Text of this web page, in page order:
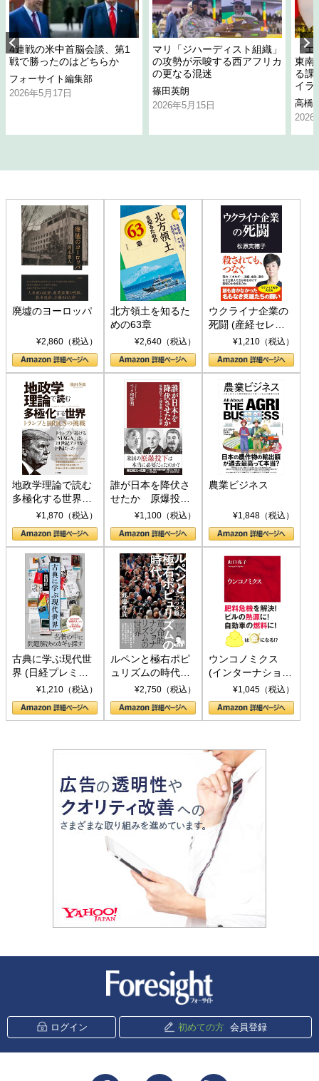
4連戦の米中首脳会談、第1
戦で勝ったのはどちらか
フォーサイト編集部
2026年5月17日
マリ「ジハーディスト組織」
の攻勢が示唆する西アフリカ
の更なる混迷
篠田英朗
2026年5月15日
「
東南
る課
イラ
高橋
2026
廃墟のヨーロッパ
¥2,860（税込）
北方領土を知るた
めの63章
¥2,640（税込）
ウクライナ企業の
死闘 (産経セレク
ト S 039)¥1,210（税込）
地政学理論で読む
多極化する世界：
トランプとBRICS
の挑戦
¥1,870（税込）
誰が日本を降伏さ
せたか 原爆投
下、ソ連参戦、そ
して聖断 (PHP新
書)
¥1,100（税込）
農業ビジネス
¥1,848（税込）
古典に学ぶ現代世
界 (日経プレミア
シリーズ)¥1,210（税込）
ルペンと極右ポピ
ュリズムの時代：
〈ヤヌス〉の二つ
の顔
¥2,750（税込）
ウンコノミクス
(インターナショナ
ル新書)¥1,045（税込）
ログイン 初めての方 会員登録